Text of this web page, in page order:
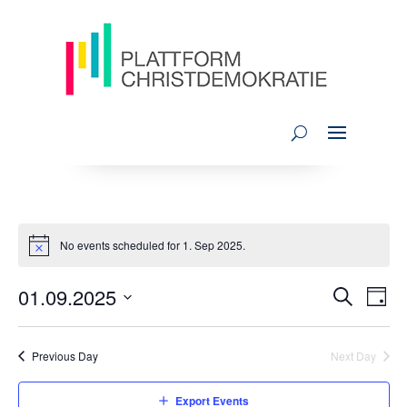
No events scheduled for 1. Sep 2025.
AND
Day
01.09.2025
Previous Day Next Day
Export Events